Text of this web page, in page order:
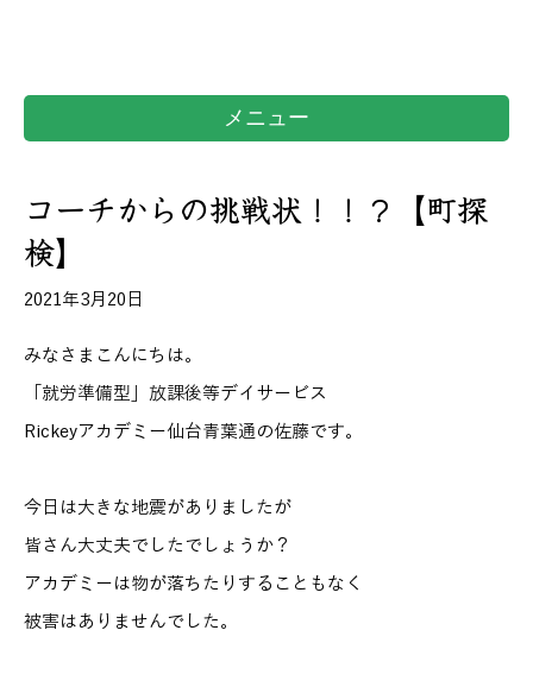
メニュー
コーチからの挑戦状！！？【町探
検】
2021年3月20日
みなさまこんにちは。
「就労準備型」放課後等デイサービス
Rickeyアカデミー仙台青葉通の佐藤です。
今日は大きな地震がありましたが
皆さん大丈夫でしたでしょうか？
アカデミーは物が落ちたりすることもなく
被害はありませんでした。